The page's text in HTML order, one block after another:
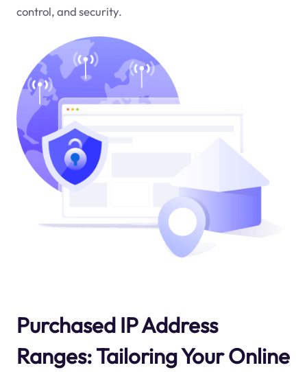
control, and security.
Purchased IP Address
Ranges: Tailoring Your Online